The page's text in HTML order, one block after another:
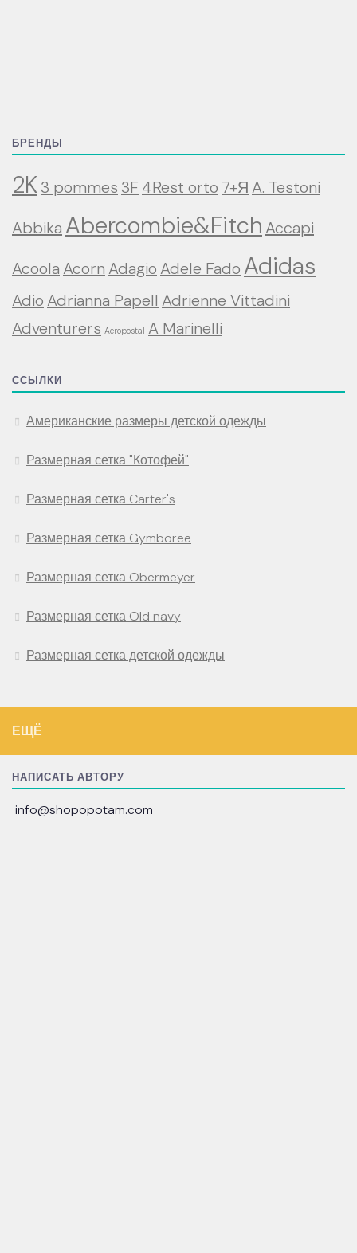
БРЕНДЫ
2K3 pommes3F 4Rest orto 7+Я A. Testoni
Abbika Abercombie&Fitch Accapi
Acoola Acorn Adagio Adele Fado Adidas
Adio Adrianna Papell Adrienne Vittadini
Adventurers Aeropostal A Marinelli
ССЫЛКИ
Американские размеры детской одежды
Размерная сетка "Котофей"
Размерная сетка Carter's
Размерная сетка Gymboree
Размерная сетка Obermeyer
Размерная сетка Old navy
Размерная сетка детской одежды
ЕЩЁ
НАПИСАТЬ АВТОРУ
info@shopopotam.com